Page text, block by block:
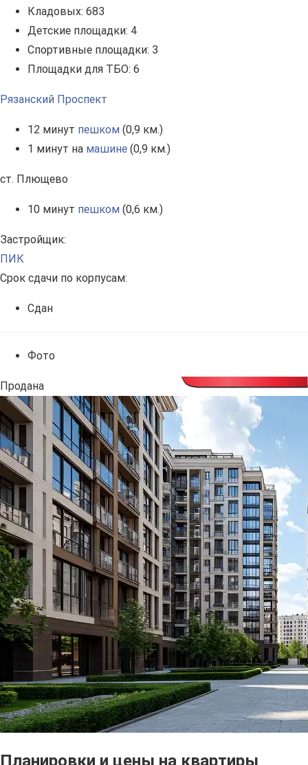
Кладовых: 683
Детские площадки: 4
Спортивные площадки: 3
Площадки для ТБО: 6
Рязанский Проспект
12 минут пешком (0,9 км.)
1 минут на машине (0,9 км.)
ст. Плющево
10 минут пешком (0,6 км.)
Застройщик:
ПИК
Срок сдачи по корпусам:
Сдан
Фото
Продана
Планировки и цены на квартиры